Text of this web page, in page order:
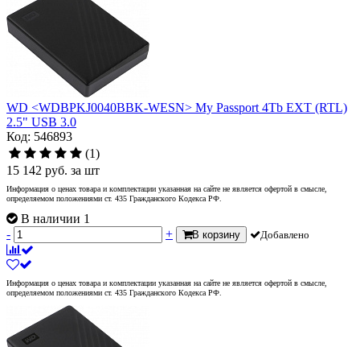
WD <WDBPKJ0040BBK-WESN> My Passport 4Tb EXT (RTL)
2.5" USB 3.0
Код: 546893
(1)
15 142 руб. за шт
Информация о ценах товара и комплектации указанная на сайте не является офертой в смысле,
определяемом положениями ст. 435 Гражданского Кодекса РФ.
В наличии 1
-
+ В корзину Добавлено
Информация о ценах товара и комплектации указанная на сайте не является офертой в смысле,
определяемом положениями ст. 435 Гражданского Кодекса РФ.